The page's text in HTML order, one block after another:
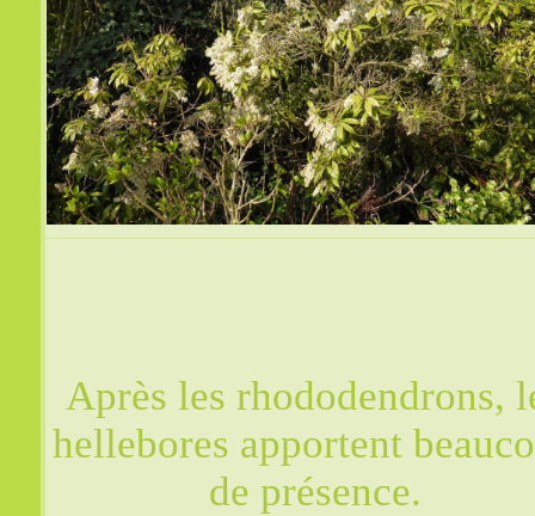
Après les rhododendrons,
hellebores apportent
de présence.